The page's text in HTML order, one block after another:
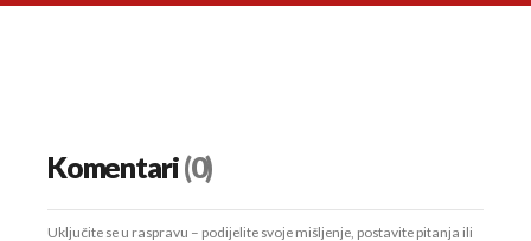
Komentari(0)
Uključite se u raspravu – podijelite svoje mišljenje, postavite pitanja ili